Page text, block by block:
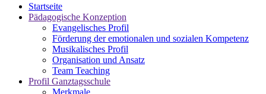
Startseite
Pädagogische Konzeption
Evangelisches Profil
Förderung der emotionalen und sozialen Kompetenz
Musikalisches Profil
Organisation und Ansatz
Team Teaching
Profil Ganztagsschule
Merkmale